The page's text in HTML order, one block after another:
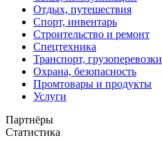
Отдых, путешествия
Спорт, инвентарь
Строительство и ремонт
Спецтехника
Транспорт, грузоперевозки
Охрана, безопасность
Промтовары и продукты
Услуги
Партнёры
Статистика